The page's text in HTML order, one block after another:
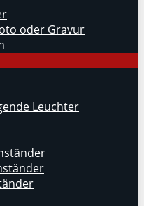
oder Gravur
Leuchter